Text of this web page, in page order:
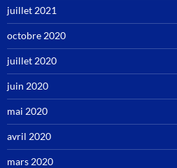
juillet 2021
octobre 2020
juillet 2020
juin 2020
mai 2020
avril 2020
mars 2020